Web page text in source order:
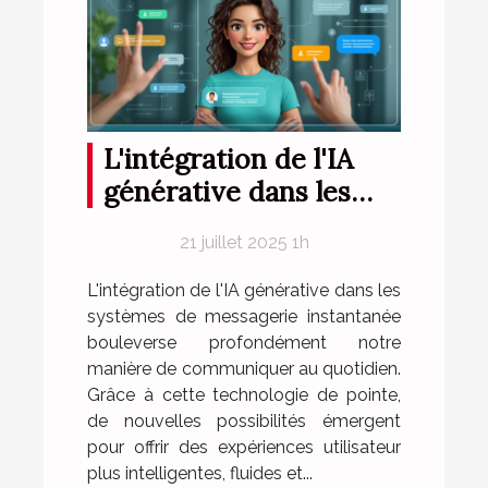
L'intégration de l'IA
générative dans les
messagerie
instantanée
21 juillet 2025 1h
L'intégration de l'IA générative dans les
systèmes de messagerie instantanée
bouleverse profondément notre
manière de communiquer au quotidien.
Grâce à cette technologie de pointe,
de nouvelles possibilités émergent
pour offrir des expériences utilisateur
plus intelligentes, fluides et...